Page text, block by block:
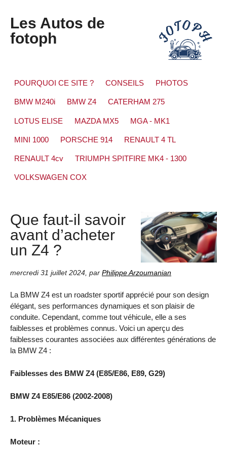
Les Autos de
fotoph
POURQUOI CE SITE ? CONSEILS PHOTOS
BMW M240i BMW Z4 CATERHAM 275
LOTUS ELISE MAZDA MX5 MGA - MK1
MINI 1000 PORSCHE 914 RENAULT 4 TL
RENAULT 4cv TRIUMPH SPITFIRE MK4 - 1300
VOLKSWAGEN COX
Que faut-il savoir
avant d’acheter
un Z4 ?
mercredi 31 juillet 2024 par Philippe Arzoumanian
La BMW Z4 est un roadster sportif apprécié pour son design
élégant, ses performances dynamiques et son plaisir de
conduite. Cependant, comme tout véhicule, elle a ses
faiblesses et problèmes connus. Voici un aperçu des
faiblesses courantes associées aux différentes générations de
la BMW Z4 :
Faiblesses des BMW Z4 (E85/E86, E89, G29)
BMW Z4 E85/E86 (2002-2008)
1. Problèmes Mécaniques
Moteur :